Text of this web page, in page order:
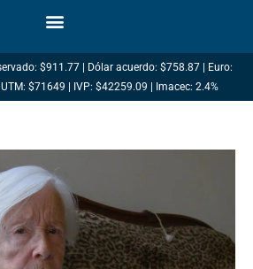
$911.77 | Dólar acuerdo: $758.87 | Euro:
$71649 | IVP: $42259.09 | Imacec: 2.4%